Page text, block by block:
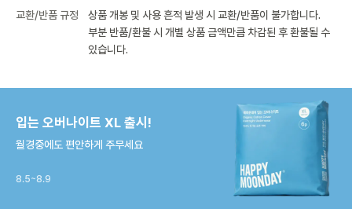
교환/반품 규정
상품 개봉 및 사용 흔적 발생 시 교환/반품이 불가합니다.
부분 반품/환불 시 개별 상품 금액만큼 차감된 후 환불될 수
있습니다.
입는 오버나이트 XL 출시!
월경중에도 편안하게 주무세요
8.5~8.9